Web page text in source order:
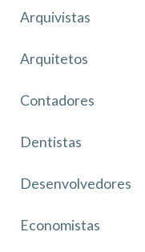
Arquivistas
Arquitetos
Contadores
Dentistas
Desenvolvedores
Economistas